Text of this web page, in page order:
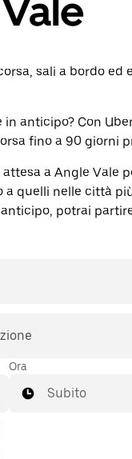
sali a bordo ed
anticipo? Con
fino a 90 giorni
a Angle Vale
a quelli nelle città
potrai
Ora
Subito